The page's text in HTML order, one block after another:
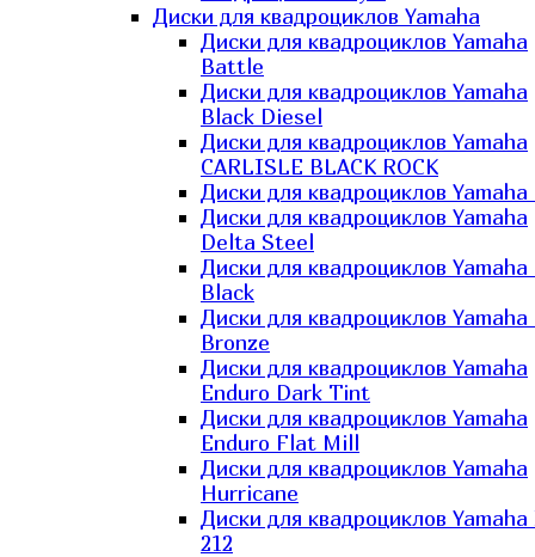
Диски для квадроциклов Yamaha
Диски для квадроциклов Yamaha
Battle
Диски для квадроциклов Yamaha
Black Diesel
Диски для квадроциклов Yamaha
CARLISLE BLACK ROCK
Диски для квадроциклов Yamaha
Диски для квадроциклов Yamaha
Delta Steel
Диски для квадроциклов
Black
Диски для квадроциклов
Bronze
Диски для квадроциклов Yamaha
Enduro Dark Tint
Диски для квадроциклов Yamaha
Enduro Flat Mill
Диски для квадроциклов Yamaha
Hurricane
Диски для квадроциклов
212